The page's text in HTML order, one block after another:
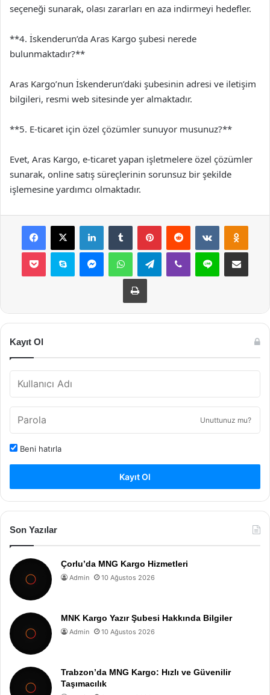
seçeneği sunarak, olası zararları en aza indirmeyi hedefler.
**4. İskenderun’da Aras Kargo şubesi nerede
bulunmaktadır?**
Aras Kargo’nun İskenderun’daki şubesinin adresi ve iletişim
bilgileri, resmi web sitesinde yer almaktadır.
**5. E-ticaret için özel çözümler sunuyor musunuz?**
Evet, Aras Kargo, e-ticaret yapan işletmelere özel çözümler
sunarak, online satış süreçlerinin sorunsuz bir şekilde
işlemesine yardımcı olmaktadır.
Facebook
X LinkedInTumblr PinterestReddit VKontakte
Pocket Skype MessengerWhatsAppTelegramViber Line E-Posta ile
Yazdır
Kayıt Ol
Unuttunuz mu?
Beni hatırla
Kayıt Ol
Son Yazılar
Çorlu’da MNG Kargo Hizmetleri
Admin 10 Ağustos 2026
MNK Kargo Yazır Şubesi Hakkında Bilgiler
Admin 10 Ağustos 2026
Trabzon’da MNG Kargo: Hızlı ve Güvenilir
Taşımacılık